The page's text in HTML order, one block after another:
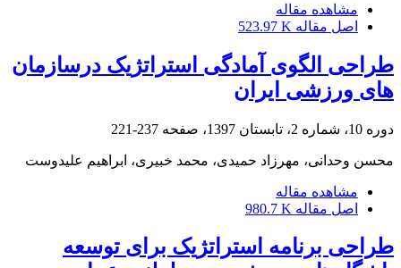
مشاهده مقاله
اصل مقاله 523.97 K
طراحی الگوی آمادگی استراتژیک درسازمان
های ورزشی ایران
دوره 10، شماره 2، تابستان 1397، صفحه 237-221
محسن وحدانی، مهرزاد حمیدی، محمد خبیری، ابراهیم علیدوست
مشاهده مقاله
اصل مقاله 980.7 K
طراحی برنامه استراتژیک برای توسعه